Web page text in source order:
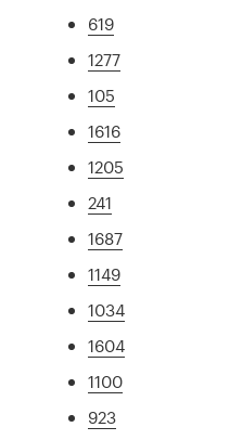
619
1277
105
1616
1205
241
1687
1149
1034
1604
1100
923